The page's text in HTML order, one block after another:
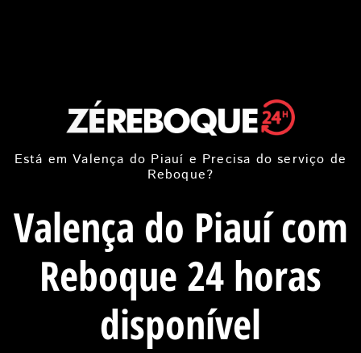
Está em Valença do Piauí e Precisa do serviço de
Reboque?
Valença do Piauí com
Reboque 24 horas
disponível